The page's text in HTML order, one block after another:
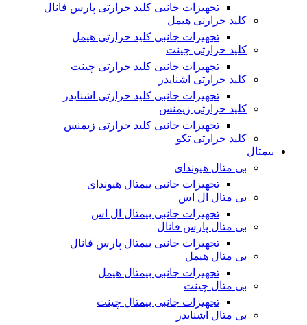
تجهیزات جانبی کلید حرارتی پارس فانال
کلید حرارتی هیمل
تجهیزات جانبی کلید حرارتی هیمل
کلید حرارتی چینت
تجهیزات جانبی کلید حرارتی چینت
کلید حرارتی اشنایدر
تجهیزات جانبی کلید حرارتی اشنایدر
کلید حرارتی زیمنس
تجهیزات جانبی کلید حرارتی زیمنس
کلید حرارتی تکو
بیمتال
بی متال هیوندای
تجهیزات جانبی بیمتال هیوندای
بی متال ال اس
تجهیزات جانبی بیمتال ال اس
بی متال پارس فانال
تجهیزات جانبی بیمتال پارس فانال
بی متال هیمل
تجهیزات جانبی بیمتال هیمل
بی متال چینت
تجهیزات جانبی بیمتال چینت
بی متال اشنایدر